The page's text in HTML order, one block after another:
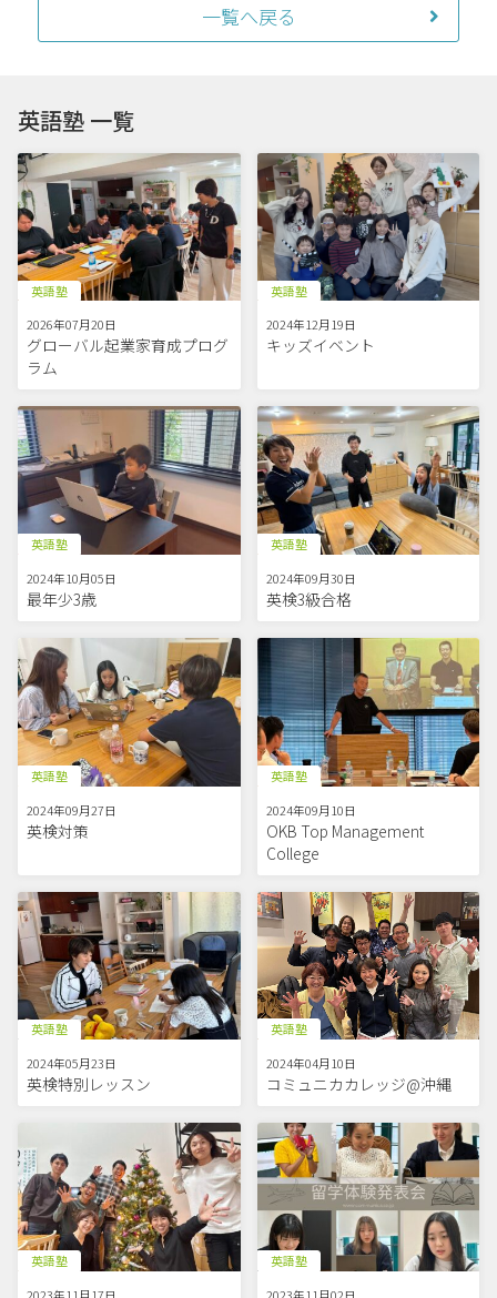
一覧へ戻る
英語塾 一覧
英語塾
2026年07月20日
グローバル起業家育成プログ
ラム
英語塾
2024年12月19日
キッズイベント
英語塾
2024年10月05日
最年少3歳
英語塾
2024年09月30日
英検3級合格
英語塾
2024年09月27日
英検対策
英語塾
2024年09月10日
OKB Top Management
College
英語塾
2024年05月23日
英検特別レッスン
英語塾
2024年04月10日
コミュニカカレッジ@沖縄
英語塾 英語塾